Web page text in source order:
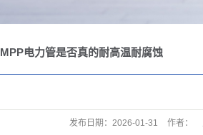
MPP电力管是否真的耐高温耐腐蚀
发布日期： 2026-01-31 作者：